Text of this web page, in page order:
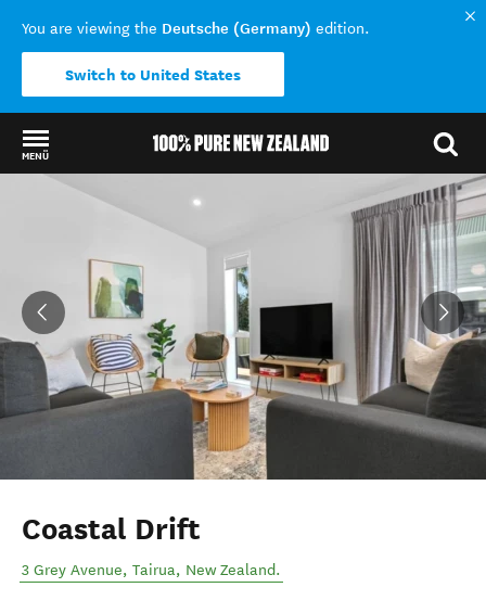
You are viewing the Deutsche (Germany) edition.
Switch to United States
MENÜ
Back to my results
Coastal Drift
3 Grey Avenue, Tairua, New Zealand.